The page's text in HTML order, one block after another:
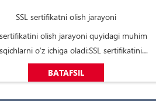
SSL sertifikatni olish jarayoni
sertifikatini olish jarayoni quyidagi muhim
oʻz ichiga oladi:SSL sertifikatini
berilishi uchun soʻrov yuborish;Aloqaga
shaxslar haqidagi axborotlarni
BATAFSIL